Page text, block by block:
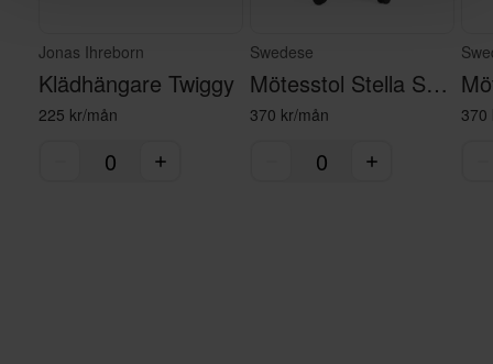
Jonas Ihreborn
Klädhängare Twiggy
225 kr/mån
Swedese
Mötesstol Stella Svart
370 kr/mån 370